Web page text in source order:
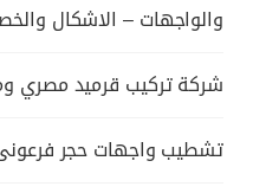
والواجهات – الاشكال
شركة تركيب قرميد مصري
تشطيب واجهات حجر فرعونى